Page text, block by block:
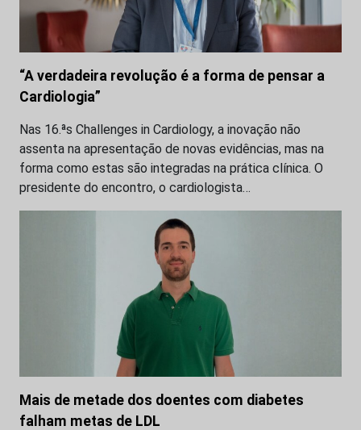
“A verdadeira revolução é a forma de pensar a
Cardiologia”
Nas 16.ªs Challenges in Cardiology, a inovação não
assenta na apresentação de novas evidências, mas na
forma como estas são integradas na prática clínica. O
presidente do encontro, o cardiologista…
Mais de metade dos doentes com diabetes
falham metas de LDL